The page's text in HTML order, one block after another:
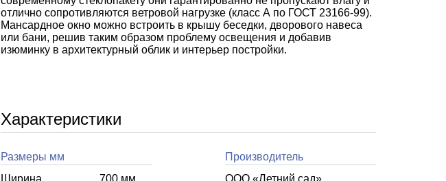
отлично сопротивляются ветровой нагрузке (класс А по ГОСТ 23166-99).
Мансардное окно можно встроить в крышу беседки, дворового навеса
или бани, решив таким образом проблему освещения и добавив
изюминку в архитектурный облик и интерьер постройки.
Характеристики
Размеры мм
Ширина
700 мм
Производитель
ООО «Летний cад»